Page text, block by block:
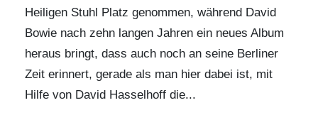
Heiligen Stuhl Platz genommen, während David
Bowie nach zehn langen Jahren ein neues Album
heraus bringt, dass auch noch an seine Berliner
Zeit erinnert, gerade als man hier dabei ist, mit
Hilfe von David Hasselhoff die...